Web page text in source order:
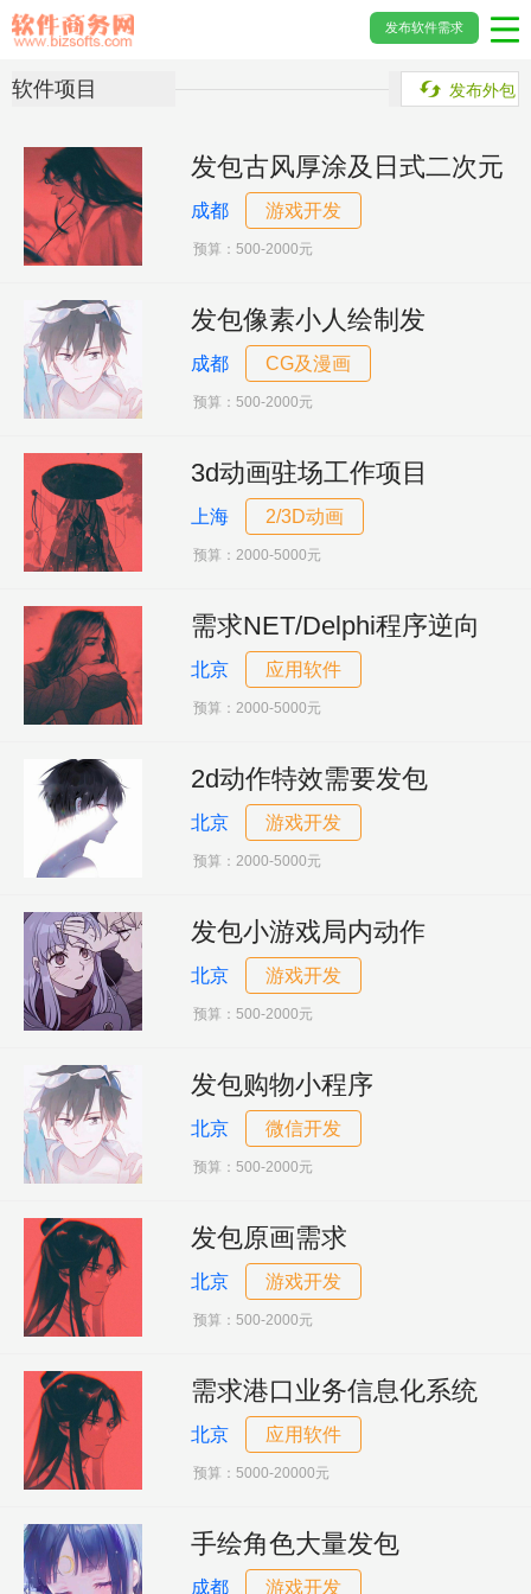
发布软件需求
发布外包
软件项目
发包古风厚涂及日式二次元
成都 游戏开发
预算：500-2000元
发包像素小人绘制发
成都 CG及漫画
预算：500-2000元
3d动画驻场工作项目
上海 2/3D动画
预算：2000-5000元
需求NET/Delphi程序逆向
北京 应用软件
预算：2000-5000元
2d动作特效需要发包
北京 游戏开发
预算：2000-5000元
发包小游戏局内动作
北京 游戏开发
预算：500-2000元
发包购物小程序
北京 微信开发
预算：500-2000元
发包原画需求
北京 游戏开发
预算：500-2000元
需求港口业务信息化系统
北京 应用软件
预算：5000-20000元
手绘角色大量发包
成都 游戏开发